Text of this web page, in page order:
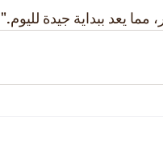
يعد ببداية جيدة لليوم."